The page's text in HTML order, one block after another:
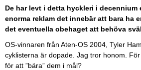
De har levt i detta hyckleri i
enorma reklam det innebär att bara ha
det eventuella obehaget att behöva
OS-vinnaren från Aten-OS 2004, Tyler
cyklisterna är dopade. Jag tror honom.
för att ”bära” dem i mål?